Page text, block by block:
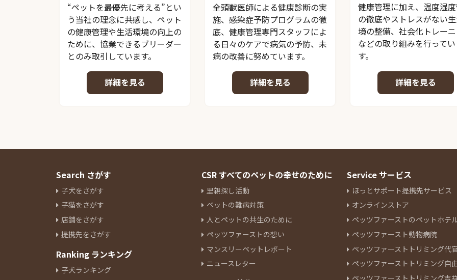
“ペットを最優先に考える”とい
う当社の理念に共感し、ペット
の健康管理や生活環境の向上の
ために、協業できるブリーダー
とのみ取引しています。
詳細を見る
全頭獣医師による健康診断の実
施、感染症予防プログラムの徹
底、健康管理専門スタッフによ
る日々のケアで病気の予防、未
病の改善に努めています。
詳細を見る
健康管理に加え、温度湿
の徹底やストレスがない
境の整備、社会化トレー
などの取り組みを行って
す。
詳細を見る
Search さがす
子犬をさがす
子猫をさがす
店舗をさがす
提携先をさがす
Ranking ランキング
子犬ランキング
CSR すべてのペットの幸せのために
里親探し活動
ペットの難病対策
人とペットの共生のために
ペッツファーストの想い
マンスリーペットレポート
ニュースレター
Service サービス
ほっとサポート提携先サービス
オンラインストア
ペッツファーストのペットホテ
ペッツファースト動物病院
ペッツファーストトリミング代
ペッツファーストトリミング自